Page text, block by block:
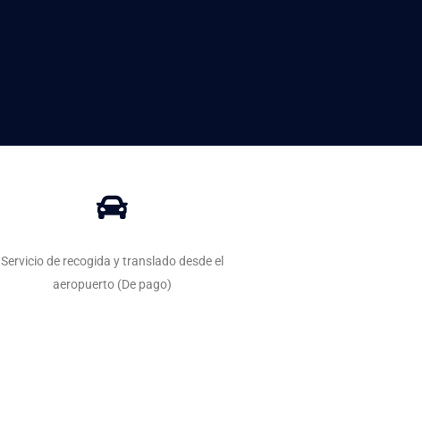
Servicio de recogida y translado desde el
aeropuerto (De pago)